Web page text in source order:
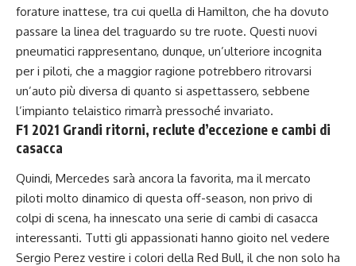
forature inattese, tra cui quella di Hamilton, che ha dovuto
passare la linea del traguardo su tre ruote. Questi nuovi
pneumatici rappresentano, dunque, un’ulteriore incognita
per i piloti, che a maggior ragione potrebbero ritrovarsi
un’auto più diversa di quanto si aspettassero, sebbene
l’impianto telaistico rimarrà pressoché invariato.
F1 2021 Grandi ritorni, reclute d’eccezione e cambi di
casacca
Quindi, Mercedes sarà ancora la favorita, ma il mercato
piloti molto dinamico di questa off-season, non privo di
colpi di scena, ha innescato una serie di cambi di casacca
interessanti. Tutti gli appassionati hanno gioito nel vedere
Sergio Perez vestire i colori della Red Bull, il che non solo ha